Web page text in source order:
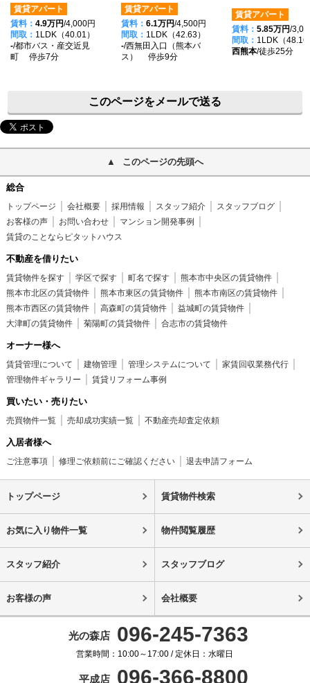
賃貸アパート
賃料： 4.9万円/4,000円
間取： 1LDK（40.01）
-/都市バス・産交近見
町 停歩7分
賃貸アパート
賃料： 6.1万円/4,500円
間取： 1LDK（42.63）
-/西無田入口（熊本バ
ス） 停歩9分
賃貸アパート
賃料： 5.85万円/
間取： 1LDK（48.16
西熊本/徒歩25分
このページをメールで送る
このページの先頭へ
総合
トップページ 会社概要 採用情報 スタッフ紹介
スタッフブログ
お客様の声
お問い合わせ
マンション開発事例
賃貸のことならピタットハウス
不動産を借りたい
賃貸物件を探す 学区で探す 町名で探す
熊本市中央区の賃貸物件
熊本市北区の賃貸物件
熊本市東区の賃貸物件
熊本市南区の賃貸物件
熊本市西区の賃貸物件
高森町の賃貸物件
益城町の賃貸物件
大津町の賃貸物件
菊陽町の賃貸物件 合志市の賃貸物件
オーナー様へ
賃貸管理について 建物管理 管理システムについて
家賃回収業務代行
管理物件ギャラリー
賃貸リフォーム事例
買いたい・売りたい
売買物件一覧 売却成功実績一覧 不動産売却査定依頼
入居者様へ
ご注意事項 修理ご依頼前にご確認ください 退去申請フォーム
トップページ 賃貸物件検索
お気に入り物件一覧 物件閲覧履歴
スタッフ紹介 スタッフブログ
お客様の声 会社概要
光の森店 096-245-7363
営業時間：10:00～17:00 / 定休日：水曜日
平成店 096-366-8800